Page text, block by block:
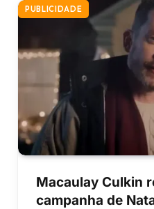
PUBLICIDADE
Macaulay Culkin
campanha de